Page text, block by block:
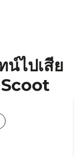
น์ไปเสีย
Scoot